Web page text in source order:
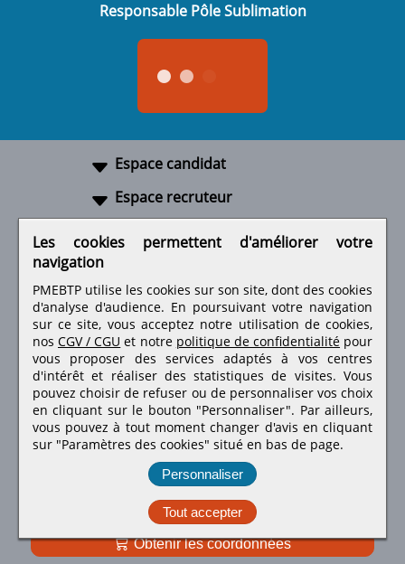
Obtenir les coordonnées
Responsable Pôle Sublimation
Espace candidat
Espace recruteur
Retrouvez-nous sur les réseaux sociaux
PMEBTP - Tous droits réservés © 1999 - 2026
Les cookies permettent d'améliorer votre
navigation
PMEBTP utilise les cookies sur son site, dont des cookies
d'analyse d'audience. En poursuivant votre navigation
sur ce site, vous acceptez notre utilisation de cookies,
nos CGV / CGU et notre politique de confidentialité pour
vous proposer des services adaptés à vos centres
d'intérêt et réaliser des statistiques de visites.Vous
pouvez choisir de refuser ou de personnaliser vos choix
en cliquant sur le bouton "Personnaliser". Par ailleurs,
vous pouvez à tout moment changer d'avis en cliquant
sur "Paramètres des cookies" situé en bas de page.
Personnaliser
Tout accepter